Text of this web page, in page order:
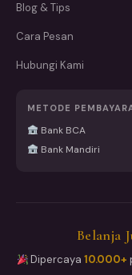
Blog & Tips
Cara Pesan
Hubungi Kami
METODE
Bank BCA
Bank Mandiri
Belanja
Dipercaya10.000+